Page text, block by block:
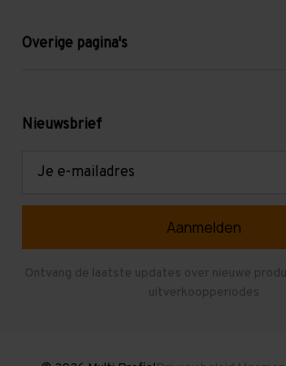
Blog
Levering en afhalen
Overige pagina's
Mezzanine
Verdiepingsvloeren
Gebruikte entresolvloeren
Nieuwsbrief
Ontvang de laatste updates over nieuwe
uitverkoopperiodes